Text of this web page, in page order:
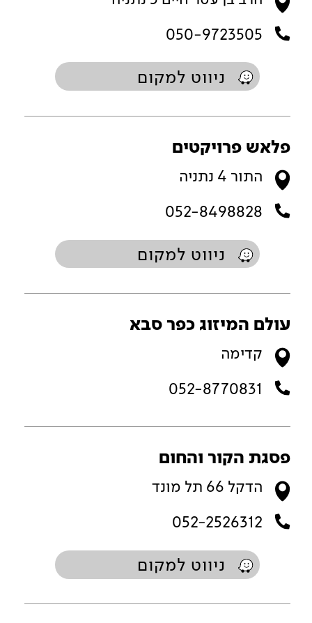
050-9723505
ניווט למקום
פלאש פרויקטים
התור 4 נתניה
052-8498828
ניווט למקום
עולם המיזוג כפר סבא
קדימה
052-8770831
פסגת הקור והחום
הדקל 66 תל מונד
052-2526312
ניווט למקום